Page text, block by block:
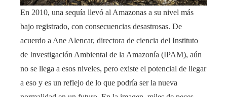
En 2010, una sequía llevó al Amazonas a su nivel más
bajo registrado, con consecuencias desastrosas. De
acuerdo a Ane Alencar, directora de ciencia del Instituto
de Investigación Ambiental de la Amazonía (IPAM), aún
no se llega a esos niveles, pero existe el potencial de llegar
a eso y es un reflejo de lo que podría ser la nueva